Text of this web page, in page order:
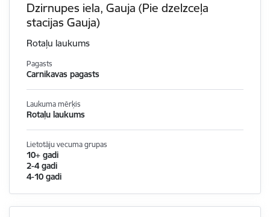
Dzirnupes iela, Gauja (Pie dzelzceļa
stacijas Gauja)
Rotaļu laukums
Pagasts
Carnikavas pagasts
Laukuma mērķis
Rotaļu laukums
Lietotāju vecuma grupas
10+ gadi
2-4 gadi
4-10 gadi